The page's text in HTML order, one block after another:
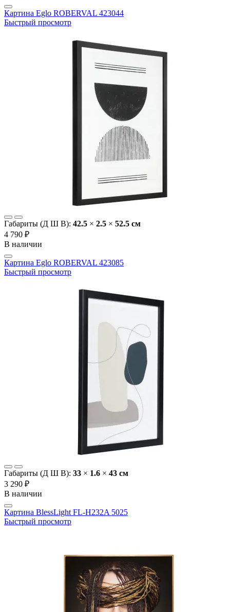
Картина Eglo ROBERVAL 423044
Быстрый просмотр
Габариты (Д Ш В): 42.5 × 2.5 × 52.5 cм
4 790 ₽
В наличии
Картина Eglo ROBERVAL 423085
Быстрый просмотр
Габариты (Д Ш В): 33 × 1.6 × 43 cм
3 290 ₽
В наличии
Картина BlessLight FL-H232A 5025
Быстрый просмотр